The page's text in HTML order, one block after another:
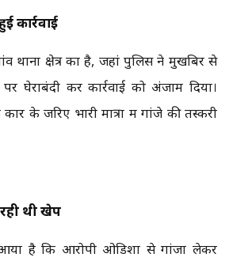
कार्रवाई
थाना क्षेत्र का है, जहां पुलिस ने मुखबिर से
घेराबंदी कर कार्रवाई को अंजाम दिया।
के जरिए भारी मात्रा में गांजे की तस्करी
थी खेप
है कि आरोपी ओडिशा से गांजा लेकर